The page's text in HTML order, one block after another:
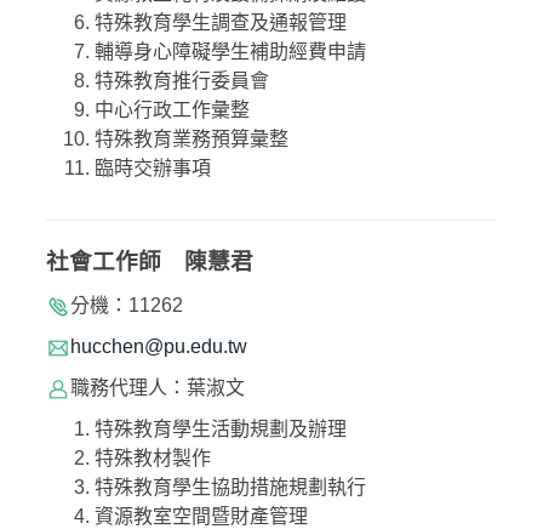
特殊教育學生調查及通報管理
輔導身心障礙學生補助經費申請
特殊教育推行委員會
中心行政工作彙整
特殊教育業務預算彙整
臨時交辦事項
社會工作師 陳慧君
分機：11262
hucchen@pu.edu.tw
職務代理人：葉淑文
特殊教育學生活動規劃及辦理
特殊教材製作
特殊教育學生協助措施規劃執行
資源教室空間暨財產管理